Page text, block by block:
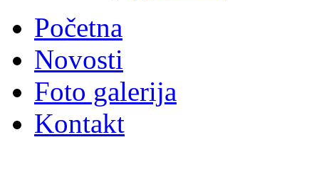
Početna
Novosti
Foto galerija
Kontakt